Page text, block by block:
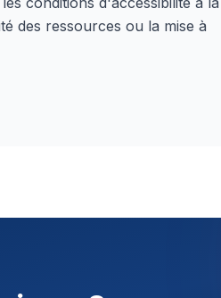
des ressources ou la mise à